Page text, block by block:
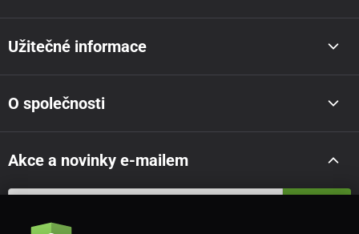
Užitečné informace
O společnosti
Akce a novinky e-mailem